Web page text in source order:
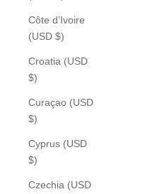
Côte d’Ivoire
(USD $)
Croatia (USD
$)
Curaçao (USD
$)
Cyprus (USD
$)
Czechia (USD